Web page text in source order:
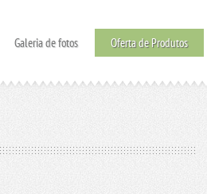
Galeria de fotos Oferta de Produtos